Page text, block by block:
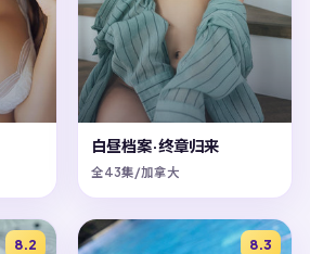
白昼档案·终章归来
全43集/加拿大
8.2 8.3